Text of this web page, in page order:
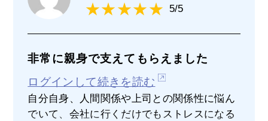
5/5
非常に親身で支えてもらえました
ログインして続きを読む
自分自身、人間関係や上司との関係性に悩ん
でいて、会社に行くだけでもストレスになる